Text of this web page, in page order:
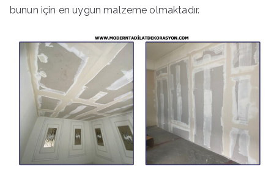
bunun için en uygun malzeme olmaktadır.